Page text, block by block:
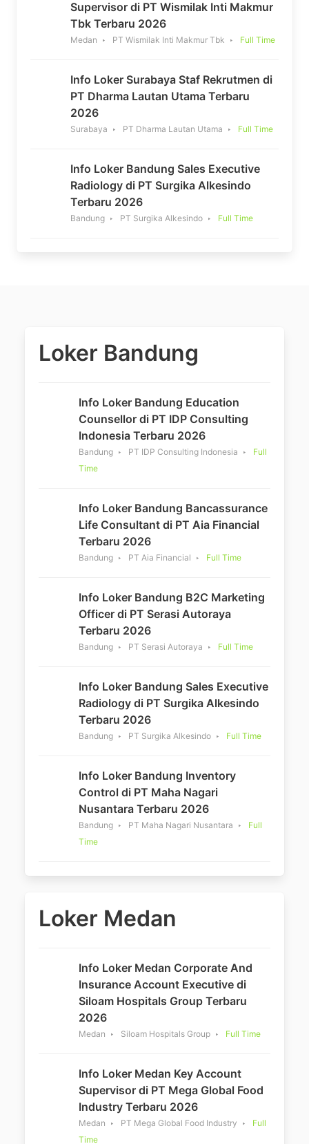
Supervisor di PT Wismilak Inti Makmur
Tbk Terbaru 2026
Medan PT Wismilak Inti Makmur Tbk Full Time
Info Loker Surabaya Staf Rekrutmen di
PT Dharma Lautan Utama Terbaru
2026
Surabaya PT Dharma Lautan Utama Full Time
Info Loker Bandung Sales Executive
Radiology di PT Surgika Alkesindo
Terbaru 2026
Bandung PT Surgika Alkesindo Full Time
Loker Bandung
Info Loker Bandung Education
Counsellor di PT IDP Consulting
Indonesia Terbaru 2026
Bandung PT IDP Consulting Indonesia
Full
Time
Info Loker Bandung Bancassurance
Life Consultant di PT Aia Financial
Terbaru 2026
Bandung PT Aia Financial Full Time
Info Loker Bandung B2C Marketing
Officer di PT Serasi Autoraya
Terbaru 2026
Bandung PT Serasi Autoraya Full Time
Info Loker Bandung Sales Executive
Radiology di PT Surgika Alkesindo
Terbaru 2026
Bandung PT Surgika Alkesindo Full Time
Info Loker Bandung Inventory
Control di PT Maha Nagari
Nusantara Terbaru 2026
Bandung PT Maha Nagari Nusantara
Full
Time
Loker Medan
Info Loker Medan Corporate And
Insurance Account Executive di
Siloam Hospitals Group Terbaru
2026
Medan Siloam Hospitals Group Full Time
Info Loker Medan Key Account
Supervisor di PT Mega Global Food
Industry Terbaru 2026
Medan PT Mega Global Food Industry
Full
Time